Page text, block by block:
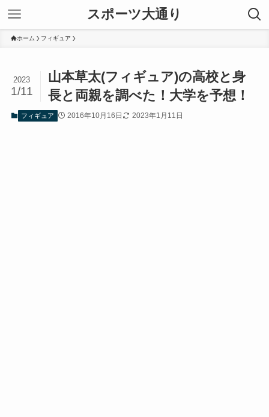
スポーツ大通り
ホーム フィギュア
山本草太(フィギュア)の高校と身
長と両親を調べた！大学を予想！
2023
1/11
フィギュア 2016年10月16日 2023年1月11日